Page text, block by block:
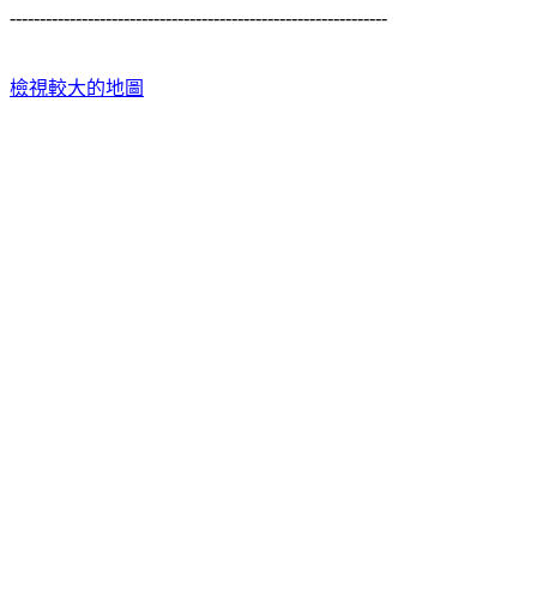
---------------------------------------------------------------
檢視較大的地圖